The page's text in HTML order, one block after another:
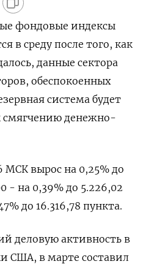
фондовые индексы
в среду после того, как
данные сектора
обеспокоенных
система будет
смягчению денежно-
МСК вырос на 0,25% до
- на 0,39% до 5.226,02​
до 16.316,78 пункта.
деловую активность в
США, в марте составил